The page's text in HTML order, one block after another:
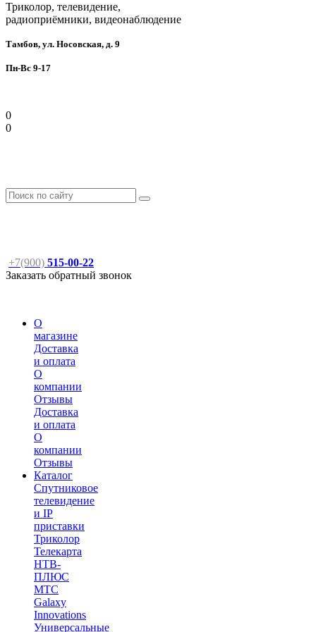
Триколор, телевидение,
радиоприёмники, видеонаблюдение
Тамбов, ул. Носовская, д. 9
Пн-Вс 9-17
0
0
+7(900) 515-00-22
Заказать обратный звонок
О
магазине
Доставка
и оплата
О
компании
Отзывы
Доставка
и оплата
О
компании
Отзывы
Каталог
Спутниковое
телевидение
и IP
приставки
Триколор
Телекарта
НТВ-
ПЛЮС
МТС
Galaxy
Innovations
Универсальные